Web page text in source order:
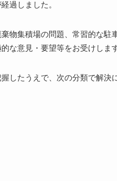
過しました。
物集積場の問題、常習的な駐
な意見・要望等をお受けします
したうえで、次の分類で解決